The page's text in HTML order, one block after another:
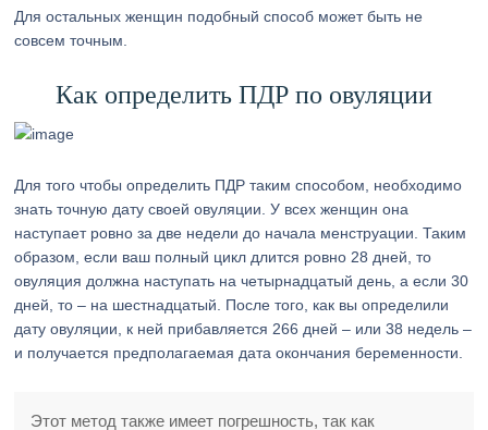
Для остальных женщин подобный способ может быть не
совсем точным.
Как определить ПДР по овуляции
Для того чтобы определить ПДР таким способом, необходимо
знать точную дату своей овуляции. У всех женщин она
наступает ровно за две недели до начала менструации. Таким
образом, если ваш полный цикл длится ровно 28 дней, то
овуляция должна наступать на четырнадцатый день, а если 30
дней, то – на шестнадцатый. После того, как вы определили
дату овуляции, к ней прибавляется 266 дней – или 38 недель –
и получается предполагаемая дата окончания беременности.
Этот метод также имеет погрешность, так как